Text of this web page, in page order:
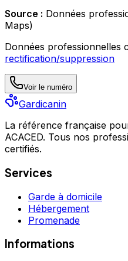
Source : Données
Maps)
Données professionnelles
rectification/suppression
Voir le numéro
Gardicanin
La référence française
ACACED. Tous nos
certifiés.
Services
Garde à domicile
Hébergement
Promenade
Informations